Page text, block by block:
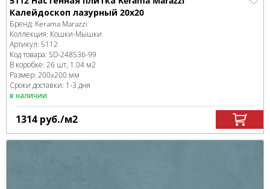
Калейдоскоп лазурный 20x20
Бренд: Kerama Marazzi
Коллекция: Кошки-Мышки
Артикул: 5112
Код товара: SD-248536-99
В коробке: 26 шт, 1.04 м2
Размер: 200x200 мм
Сроки доставки: 1-3 дня
в наличии
1314 руб./м2